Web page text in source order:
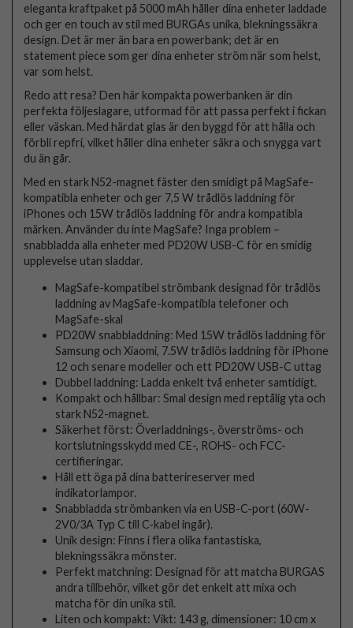
eleganta kraftpaket på 5000 mAh håller dina enheter laddade
och ger en touch av stil med BURGAs unika, blekningssäkra
design. Det är mer än bara en powerbank; det är en
statement piece som ger dina enheter ström när som helst,
var som helst.
Redo att resa? Den här kompakta powerbanken är din
perfekta följeslagare, utformad för att passa perfekt i fickan
eller väskan. Med härdat glas är den byggd för att hålla och
förbli repfri, vilket håller dina enheter säkra och snygga vart
du än går.
Med en stark N52-magnet fäster den smidigt på MagSafe-
kompatibla enheter och ger 7,5 W trådlös laddning för
iPhones och 15W trådlös laddning för andra kompatibla
märken. Använder du inte MagSafe? Inga problem –
snabbladda alla enheter med PD20W USB-C för en smidig
upplevelse utan sladdar.
MagSafe-kompatibel strömbank designad för trådlös
laddning av MagSafe-kompatibla telefoner och
MagSafe-skal
PD20W snabbladdning: Med 15W trådlös laddning för
Samsung och Xiaomi, 7.5W trådlös laddning för iPhone
12 och senare modeller och ett PD20W USB-C uttag
Dubbel laddning: Ladda enkelt två enheter samtidigt.
Kompakt och hållbar: Smal design med reptålig yta och
stark N52-magnet.
Säkerhet först: Överladdnings-, överströms- och
kortslutningsskydd med CE-, ROHS- och FCC-
certifieringar.
Håll ett öga på dina batterireserver med
indikatorlampor.
Snabbladda strömbanken via en USB-C-port (60W-
2V0/3A Typ C till C-kabel ingår).
Unik design: Finns i flera olika fantastiska,
blekningssäkra mönster.
Perfekt matchning: Designad för att matcha BURGAS
andra tillbehör, vilket gör det enkelt att mixa och
matcha för din unika stil.
Liten och kompakt: Vikt: 143 g, dimensioner: 10 cm x